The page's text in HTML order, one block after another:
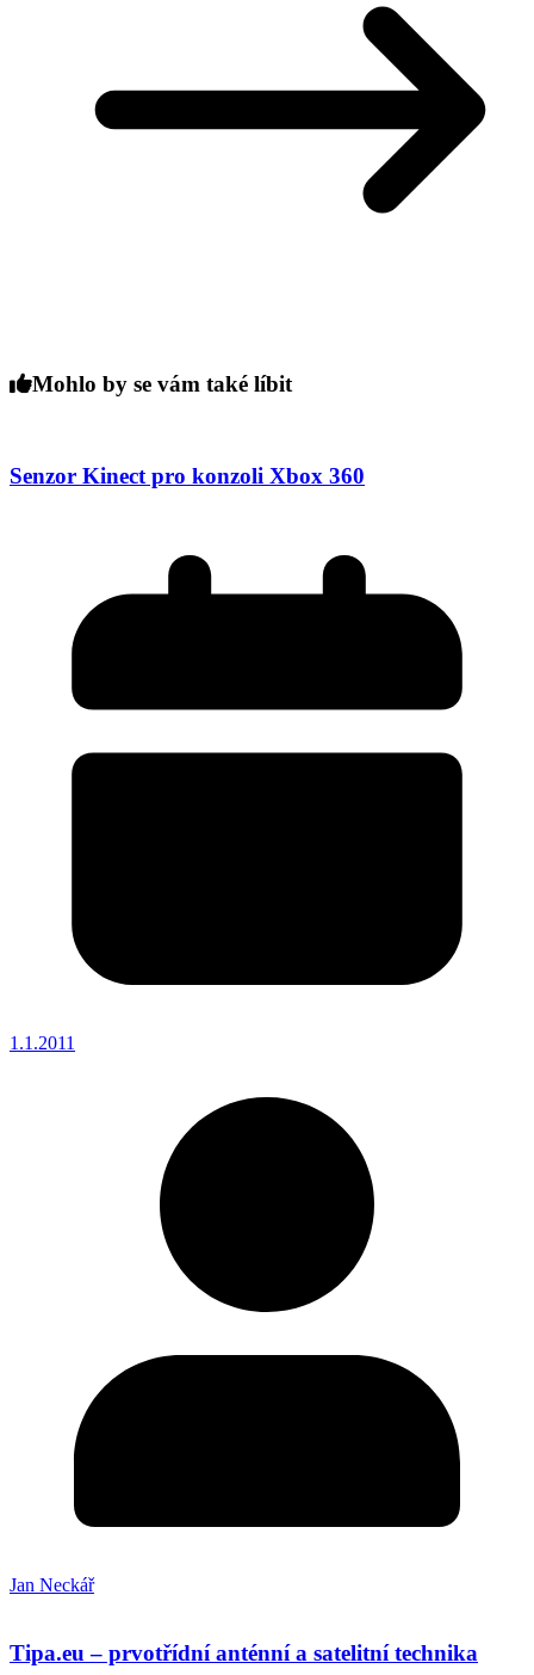
Mohlo by se vám také líbit
Senzor Kinect pro konzoli Xbox 360
1.1.2011
Jan Neckář
Tipa.eu – prvotřídní anténní a satelitní technika